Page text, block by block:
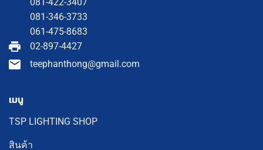
081-346-3733
061-475-8683
02-897-4427
teephanthong@gmail.com
เมนู
TSP LIGHTING SHOP
สินค้า